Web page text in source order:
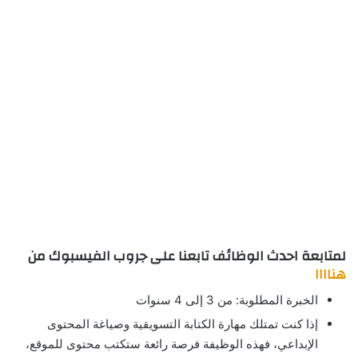
لمتابعة احدث الوظائف تابعنا على جروب الفيسبوك من
هناااا
الخبرة المطلوبة: من 3 إلى 4 سنوات
إذا كنت تمتلك مهارة الكتابة التسويقية وصياغة المحتوى
الإبداعي، فهذه الوظيفة فرصة رائعة ستكتب محتوى للموقع،